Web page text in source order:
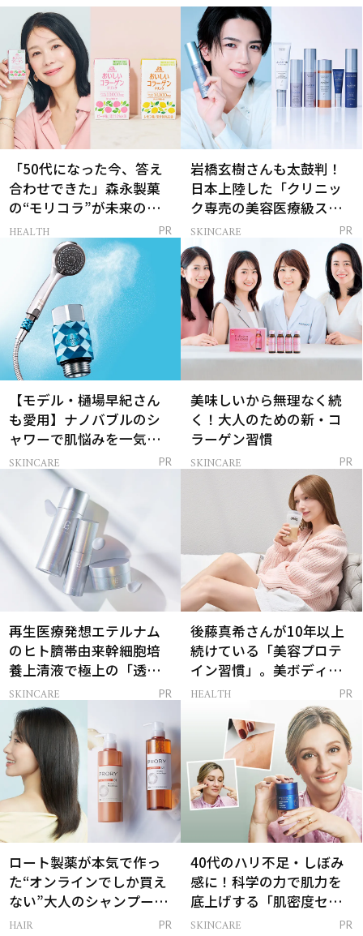
「50代になった今、答え
合わせできた」森永製菓
の“モリコラ”が未来のキ
レイを連れてくる！
HEALTH PR
岩橋玄樹さんも太鼓判！
日本上陸した「クリニッ
ク専売の美容医療級スキ
ンケア」
SKINCARE PR
【モデル・樋場早紀さん
も愛用】ナノバブルのシ
ャワーで肌悩みを一気に
解決
SKINCARE PR
美味しいから無理なく続
く！大人のための新・コ
ラーゲン習慣
SKINCARE PR
再生医療発想エテルナム
のヒト臍帯由来幹細胞培
養上清液で極上の「透明
感ハリ肌」へ
SKINCARE PR
後藤真希さんが10年以上
続けている「美容プロテ
イン習慣」。美ボディを
支える朝ルーティンと
HEALTH PR
ロート製薬が本気で作っ
た“オンラインでしか買え
ない”大人のシャンプー＆
トリートメントって？
HAIR PR
40代のハリ不足・しぼみ
感に！科学の力で肌力を
底上げする「肌密度セラ
ム」
SKINCARE PR